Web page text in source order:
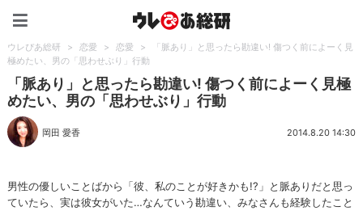
ウレぴあ総研 > 恋愛 > 恋愛 >
「脈あり」と思ったら勘違い! 傷つく前によーく見
極めたい、男の「思わせぶり」行動
「脈あり」と思ったら勘違い! 傷つく前によーく見極
めたい、男の「思わせぶり」行動
岡田 愛香 2014.8.20 14:30
男性の優しいことばから「彼、私のことが好きかも!?」と脈ありだと思っ
ていたら、実は彼女がいた…なんていう勘違い、みなさんも経験したこと